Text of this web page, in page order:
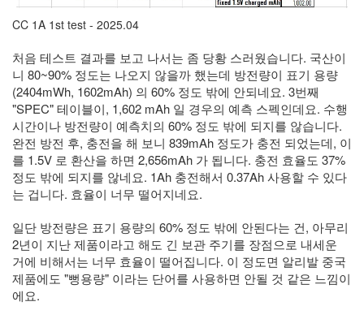
CC 1A 1st test - 2025.04
처음 테스트 결과를 보고 나서는 좀 당황 스러웠습니다. 국산이
니 80~90% 정도는 나오지 않을까 했는데 방전량이 표기 용량
(2404mWh, 1602mAh) 의 60% 정도 밖에 안되네요. 3번째
"SPEC" 테이블이, 1,602 mAh 일 경우의 예측 스펙인데요. 수행
시간이나 방전량이 예측치의 60% 정도 밖에 되지를 않습니다.
완전 방전 후, 충전을 해 보니 839mAh 정도가 충전 되었는데, 이
를 1.5V 로 환산을 하면 2,656mAh 가 됩니다. 충전 효율도 37%
정도 밖에 되지를 않네요. 1Ah 충전해서 0.37Ah 사용할 수 있다
는 겁니다. 효율이 너무 떨어지네요.
일단 방전량은 표기 용량의 60% 정도 밖에 안된다는 건, 아무리
2년이 지난 제품이라고 해도 긴 보관 주기를 장점으로 내세운
거에 비해서는 너무 효율이 떨어집니다. 이 정도면 알리발 중국
제품에도 "뻥용량" 이라는 단어를 사용하면 안될 것 같은 느낌이
에요.
이
맥
엑
스
빔
XPH70.2
1
by
김
정
균